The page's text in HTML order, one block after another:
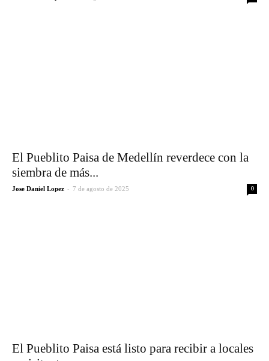
El Pueblito Paisa de Medellín reverdece con la
siembra de más...
Jose Daniel Lopez - 7 de agosto de 2025 0
El Pueblito Paisa está listo para recibir a locales